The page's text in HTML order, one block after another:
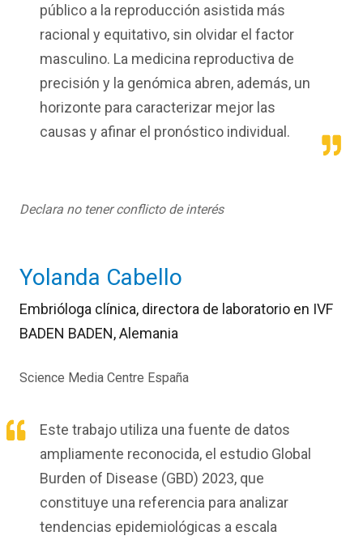
público a la reproducción asistida más
racional y equitativo, sin olvidar el factor
masculino. La medicina reproductiva de
precisión y la genómica abren, además, un
horizonte para caracterizar mejor las
causas y afinar el pronóstico individual.
Declara no tener conflicto de interés
Yolanda Cabello
Embrióloga clínica, directora de laboratorio en IVF
BADEN BADEN, Alemania
Science Media Centre España
Este trabajo utiliza una fuente de datos
ampliamente reconocida, el estudio Global
Burden of Disease (GBD) 2023, que
constituye una referencia para analizar
tendencias epidemiológicas a escala